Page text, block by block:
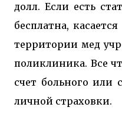
долл. Если есть
бесплатна,
территории мед
поликлиника. Все
счет больного или
личной страховки.